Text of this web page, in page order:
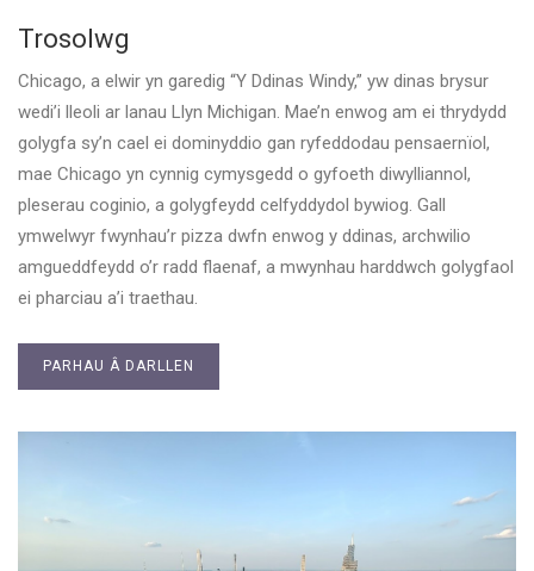
Trosolwg
Chicago, a elwir yn garedig “Y Ddinas Windy,” yw dinas brysur
wedi’i lleoli ar lanau Llyn Michigan. Mae’n enwog am ei thrydydd
golygfa sy’n cael ei dominyddio gan ryfeddodau pensaernïol,
mae Chicago yn cynnig cymysgedd o gyfoeth diwylliannol,
pleserau coginio, a golygfeydd celfyddydol bywiog. Gall
ymwelwyr fwynhau’r pizza dwfn enwog y ddinas, archwilio
amgueddfeydd o’r radd flaenaf, a mwynhau harddwch golygfaol
ei pharciau a’i traethau.
PARHAU Â DARLLEN